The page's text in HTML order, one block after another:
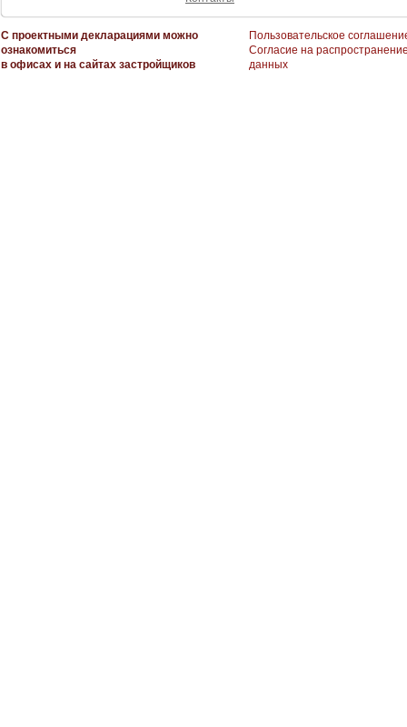
С проектными декларациями можно
ознакомиться
в офисах и на сайтах застройщиков
Пользовательское
Согласие на
данных